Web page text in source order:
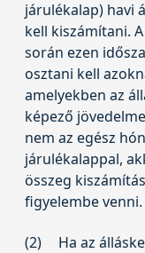
járulékalap) havi
kell kiszámítani.
során ezen
osztani kell
amelyekben az
képező
nem az egész
járulékalappal,
összeg
figyelembe venni.
(2) Ha az